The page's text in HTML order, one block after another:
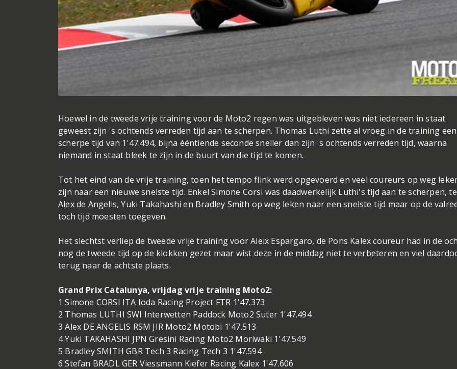
Hoewel in de tweede vrije training voor de Moto2 regen was uitgebleven was niet iedereen in staat
geweest zijn 's ochtends verreden tijd aan te scherpen. Thomas Luthi zette al vroeg in de training een
scherpe tijd van 1'47.494, bijna ééntiende seconde sneller dan zijn 's ochtends verreden tijd, waarna
niemand in staat bleek te zijn in de buurt van die tijd te komen.
Tot het eind van de vrije training, toen het tempo flink werd opgevoerd en veel coureurs op weg
zijn naar een nieuwe snelste tijd. Enkel Simone Corsi was daadwerkelijk Luthi's tijd aan te scherpen,
Alex de Angelis, Yuki Takahashi en Bradley Smith op weg leken naar een snelste tijd maar op de
toch tijd moesten toegeven.
Het slechtst verliep de tweede vrije training voor Aleix Espargaro, de Pons Kalex coureur had in de
nog de tweede tijd op de klokken gezet maar wist deze in de middag niet te verbeteren en viel
terug naar de achtste plaats.
Grand Prix Catalunya, vrijdag vrije training Moto2:
1 Simone CORSI ITA Ioda Racing Project FTR 1'47.373
2 Thomas LUTHI SWI Interwetten Paddock Moto2 Suter 1'47.494
3 Alex DE ANGELIS RSM JIR Moto2 Motobi 1'47.513
4 Yuki TAKAHASHI JPN Gresini Racing Moto2 Moriwaki 1'47.549
5 Bradley SMITH GBR Tech 3 Racing Tech 3 1'47.594
6 Stefan BRADL GER Viessmann Kiefer Racing Kalex 1'47.606